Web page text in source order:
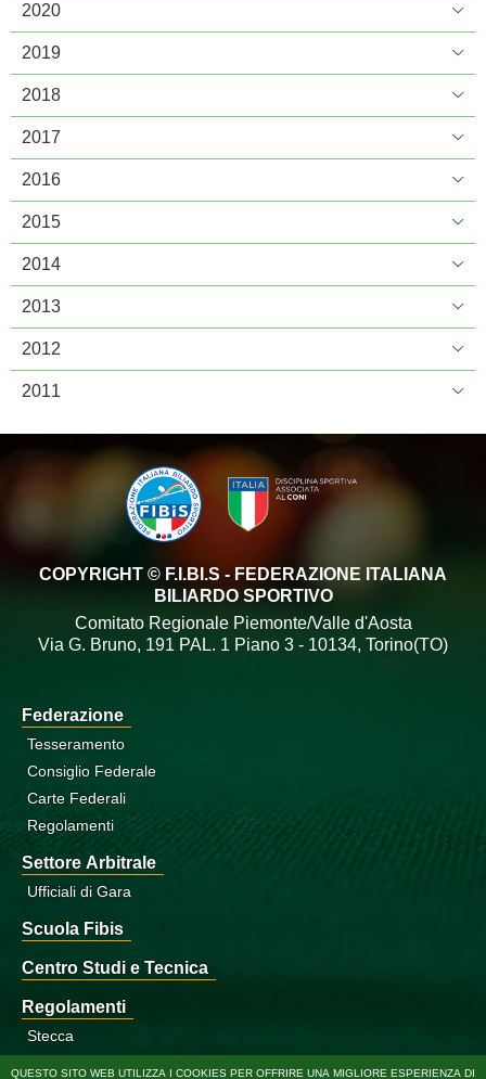
QUESTO SITO WEB UTILIZZA I COOKIES PER OFFRIRE UNA MIGLIORE ESPERIENZA DI
2020
2019
2018
2017
2016
2015
2014
2013
2012
2011
COPYRIGHT © F.I.BI.S - FEDERAZIONE ITALIANA
BILIARDO SPORTIVO
Comitato Regionale Piemonte/Valle d'Aosta
Via G. Bruno, 191 PAL. 1 Piano 3 - 10134, Torino(TO)
Federazione
Tesseramento
Consiglio Federale
Carte Federali
Regolamenti
Settore Arbitrale
Ufficiali di Gara
Scuola Fibis
Centro Studi e Tecnica
Regolamenti
Stecca